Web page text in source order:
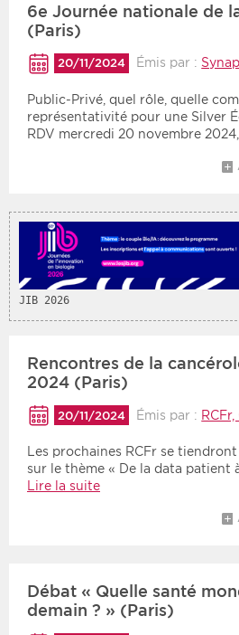
6e Journée nationale de
(Paris)
20/11/2024 Émis par :
Public-Privé, quel rôle, quelle
représentativité pour une Silver
RDV mercredi 20 novembre
JIB 2026
Rencontres de la
2024 (Paris)
20/11/2024 Émis par :
Les prochaines RCFr se
sur le thème « De la data patient
Lire la suite
Débat « Quelle santé
demain ? » (Paris)